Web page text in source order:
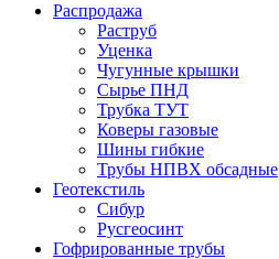
Распродажа
Раструб
Уценка
Чугунные крышки
Сырье ПНД
Трубка ТУТ
Коверы газовые
Шины гибкие
Трубы НПВХ обсадные
Геотекстиль
Сибур
Русгеосинт
Гофрированные трубы